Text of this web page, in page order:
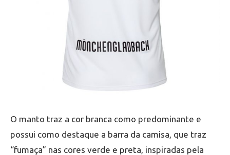
O manto traz a cor branca como predominante e
possui como destaque a barra da camisa, que traz
“fumaça” nas cores verde e preta, inspiradas pela